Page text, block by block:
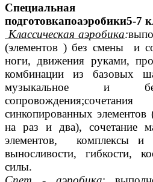
Специальная
подготовкапоаэробики5-7
Классическая аэробика:
(элементов ) без смены и
ноги, движения руками,
комбинации из базовых
музыкальное и
синкопированных
на раз и два), сочетание
элементов,
комплексы и
выносливости, гибкости,
силы.